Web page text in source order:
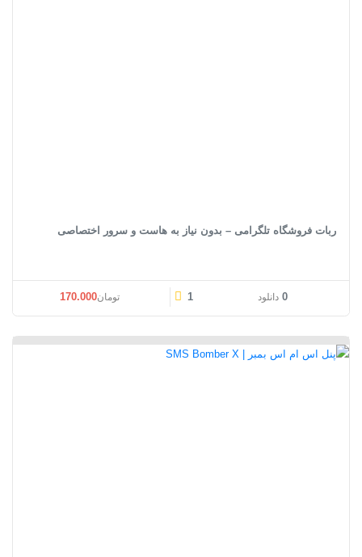
ربات فروشگاه تلگرامی – بدون نیاز به هاست و سرور اختصاصی
0 دانلود 1 تومان170.000